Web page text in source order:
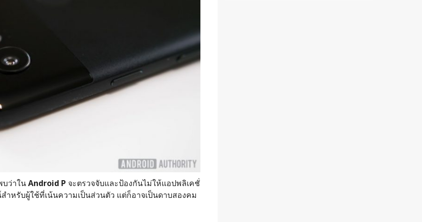
ว่าในAndroid P จะตรวจจับและป้องกันไม่ให้แอปพลิเคชั่
ำหรับผู้ใช้ที่เน้นความเป็นส่วนตัว แต่ก็อาจเป็นดาบสองคม